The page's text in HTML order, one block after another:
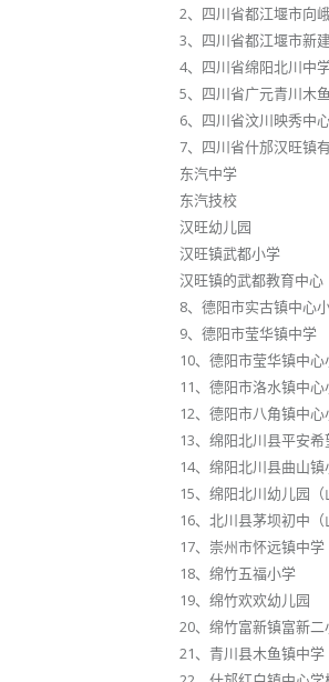
2、四川省都江堰市向
3、四川省都江堰市新
4、四川省绵阳北川中
5、四川省广元青川木
6、四川省汶川映秀中
7、四川省什邡汉旺镇有
东汽中学
东汽技校
汉旺幼儿园
汉旺镇武都小学
汉旺镇的武都教育中心
8、德阳市实古镇中心
9、德阳市莹华镇中学
10、德阳市莹华镇中心
11、德阳市洛水镇中心
12、德阳市八角镇中心
13、绵阳北川县平安
14、绵阳北川县曲山镇
15、绵阳北川幼儿园（
16、北川县茅坝初中（
17、崇州市怀远镇中学
18、绵竹五福小学
19、绵竹欢欢幼儿园
20、绵竹富新镇富新二
21、青川县木鱼镇中学